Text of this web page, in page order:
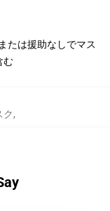
たは援助なしでマス
む
ク,